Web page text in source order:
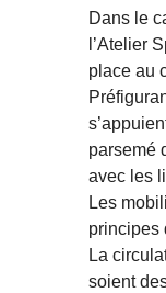
Dans le
l’Atelier
place au
parsemé
avec les
Les
principes
La
soient